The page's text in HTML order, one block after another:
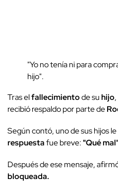
"Yo no tenía ni para
hijo".
Tras elfallecimientode suhijo
recibió respaldo por parte de
Según contó, uno de sus hijos le
respuestafue breve: "Qué
Después de ese mensaje,
bloqueada.